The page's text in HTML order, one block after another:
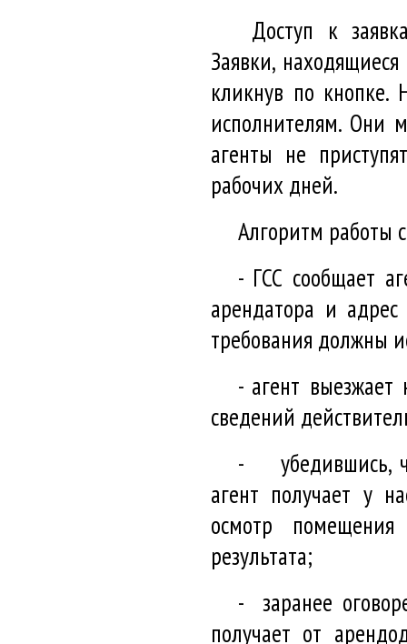
Доступ к
Заявки,
кликнув по кнопке.
исполнителям. Они
агенты не
рабочих дней.
Алгоритм работы
- ГСС сообщает
арендатора и
требования должны
- агент выезжает
сведений
- убедившись,
агент получает у
осмотр
результата;
- заранее
получает от